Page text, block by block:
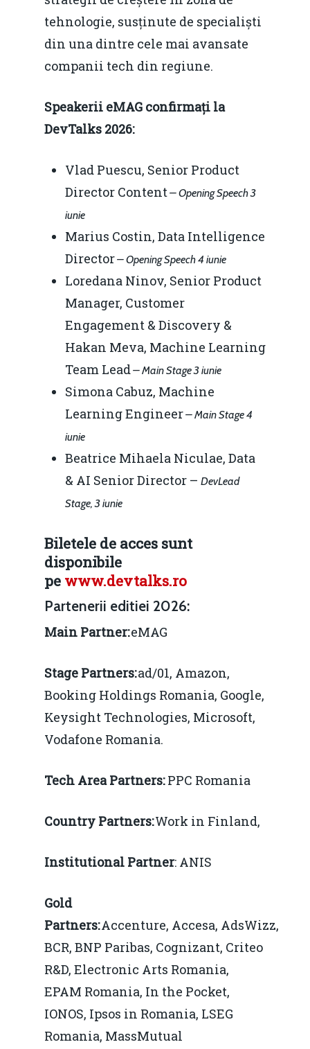
tehnologie, susținute de specialiști
din una dintre cele mai avansate
companii tech din regiune.
Speakerii eMAG confirmați la
DevTalks 2026:
Vlad Puescu, Senior Product
Director Content– Opening Speech 3
iunie
Marius Costin, Data Intelligence
Director– Opening Speech 4 iunie
Loredana Ninov, Senior Product
Manager, Customer
Engagement & Discovery &
Hakan Meva, Machine Learning
Team Lead– Main Stage 3 iunie
Simona Cabuz, Machine
Learning Engineer– Main Stage 4
iunie
Beatrice Mihaela Niculae, Data
& AI Senior Director – DevLead
Stage, 3 iunie
Biletele de acces sunt
disponibile
pe www.devtalks.ro
Partenerii editiei 2026:
Main Partner:eMAG
Stage Partners:ad/01, Amazon,
Booking Holdings Romania, Google,
Keysight Technologies, Microsoft,
Vodafone Romania.
Tech Area Partners:PPC Romania
Country Partners:Work in Finland,
Institutional Partner: ANIS
Gold
Partners:Accenture, Accesa, AdsWizz,
BCR, BNP Paribas, Cognizant, Criteo
R&D, Electronic Arts Romania,
EPAM Romania, In the Pocket,
IONOS, Ipsos in Romania, LSEG
Romania, MassMutual
Home
Noutăți
Despre